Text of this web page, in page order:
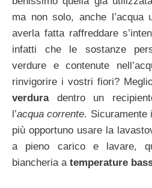
ma non solo, anche l’acqua
averla fatta raffreddare
infatti che le sostanze
verdure e contenute
rinvigorire i vostri fiori?
verduradentro un
l’acqua corrente. Sicuramente
più opportuno usare la
a pieno carico e lavare,
biancheria a temperature